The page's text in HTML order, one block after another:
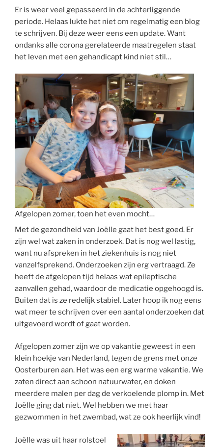
Er is weer veel gepasseerd in de achterliggende
periode. Helaas lukte het niet om regelmatig een blog
te schrijven. Bij deze weer eens een update. Want
ondanks alle corona gerelateerde maatregelen staat
het leven met een gehandicapt kind niet stil…
Afgelopen zomer, toen het even mocht…
Met de gezondheid van Joëlle gaat het best goed. Er
zijn wel wat zaken in onderzoek. Dat is nog wel lastig,
want nu afspreken in het ziekenhuis is nog niet
vanzelfsprekend. Onderzoeken zijn erg vertraagd. Ze
heeft de afgelopen tijd helaas wat epileptische
aanvallen gehad, waardoor de medicatie opgehoogd is.
Buiten dat is ze redelijk stabiel. Later hoop ik nog eens
wat meer te schrijven over een aantal onderzoeken dat
uitgevoerd wordt of gaat worden.
Afgelopen zomer zijn we op vakantie geweest in een
klein hoekje van Nederland, tegen de grens met onze
Oosterburen aan. Het was een erg warme vakantie. We
zaten direct aan schoon natuurwater, en doken
meerdere malen per dag de verkoelende plomp in. Met
Joëlle ging dat niet. Wel hebben we met haar
gezwommen in het zwembad, wat ze ook heerlijk vind!
Joëlle was uit haar rolstoel